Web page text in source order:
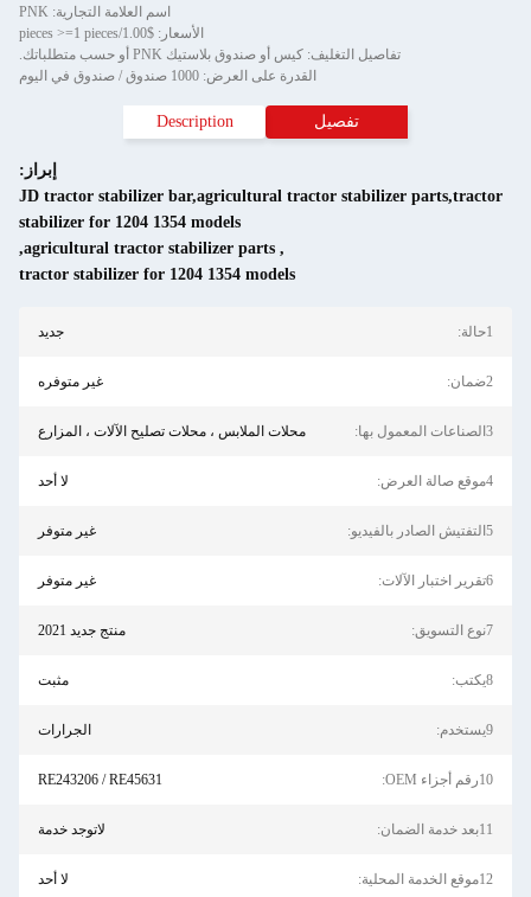
اسم العلامة التجارية: PNK
الأسعار: $1.00/pieces >=1 pieces
تفاصيل التغليف: كيس أو صندوق بلاستيك PNK أو حسب متطلباتك.
القدرة على العرض: 1000 صندوق / صندوق في اليوم
تفصيل Description
إبراز:
JD tractor stabilizer bar,agricultural tractor stabilizer parts,tractor
stabilizer for 1204 1354 models
,
agricultural tractor stabilizer parts
,
tractor stabilizer for 1204 1354 models
1حالة: جديد
2ضمان: غير متوفره
3الصناعات المعمول بها: محلات الملابس ، محلات تصليح الآلات ، المزارع
4موقع صالة العرض: لا أحد
5التفتيش الصادر بالفيديو: غير متوفر
6تقرير اختبار الآلات: غير متوفر
7نوع التسويق: منتج جديد 2021
8يكتب: مثبت
9يستخدم: الجرارات
10رقم أجزاء OEM: RE243206 / RE45631
11بعد خدمة الضمان: لاتوجد خدمة
12موقع الخدمة المحلية: لا أحد